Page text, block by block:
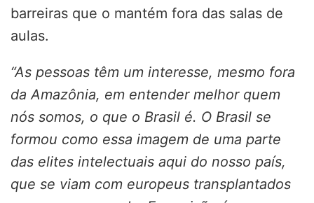
barreiras que o mantém fora das salas de
aulas.
“As pessoas têm um interesse, mesmo fora
da Amazônia, em entender melhor quem
nós somos, o que o Brasil é. O Brasil se
formou como essa imagem de uma parte
das elites intelectuais aqui do nosso país,
que se viam com europeus transplantados